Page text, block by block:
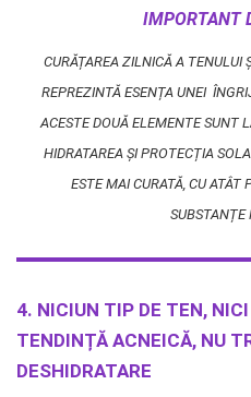
IMPORTANT
CURĂȚAREA ZILNICĂ A TENULUI
REPREZINTĂ ESENȚA UNEI
ACESTE DOUĂ ELEMENTE SUNT
HIDRATAREA ȘI PROTECȚIA
ESTE MAI CURATĂ, CU ATÂT
SUBSTANȚE
4. NICIUN TIP DE TEN,
TENDINȚĂ ACNEICĂ, NU
DESHIDRATARE